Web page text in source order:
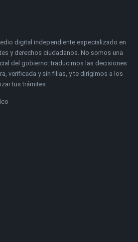
digital independiente especializado en
y derechos ciudadanos. No somos una
del gobierno: traducimos las decisiones
verificada y sin filias, y te dirigimos a los
tus trámites.